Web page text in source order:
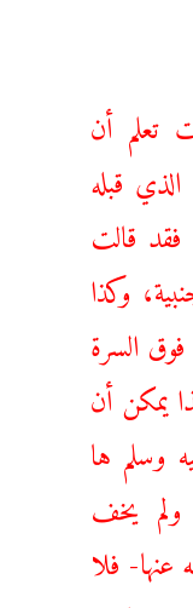
تعلم أن
قبله
قالت
وكذا
السرة
يمكن أن
وسلم ها
ولم يخف
فلا